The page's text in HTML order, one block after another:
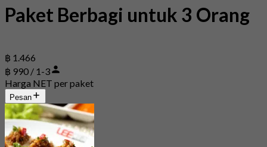
Paket Berbagi untuk 3 Orang
฿ 1.466
฿ 990 / 1-3
Harga NET per paket
Pesan